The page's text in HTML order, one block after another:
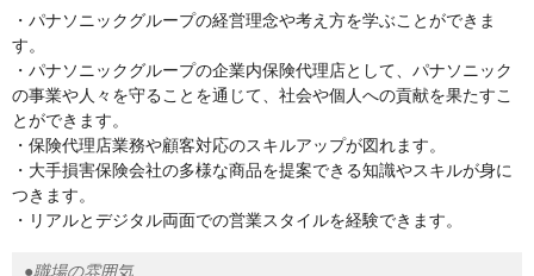
・パナソニックグループの経営理念や考え方を学ぶことができま
す。
・パナソニックグループの企業内保険代理店として、パナソニック
の事業や人々を守ることを通じて、社会や個人への貢献を果たすこ
とができます。
・保険代理店業務や顧客対応のスキルアップが図れます。
・大手損害保険会社の多様な商品を提案できる知識やスキルが身に
つきます。
・リアルとデジタル両面での営業スタイルを経験できます。
●職場の雰囲気